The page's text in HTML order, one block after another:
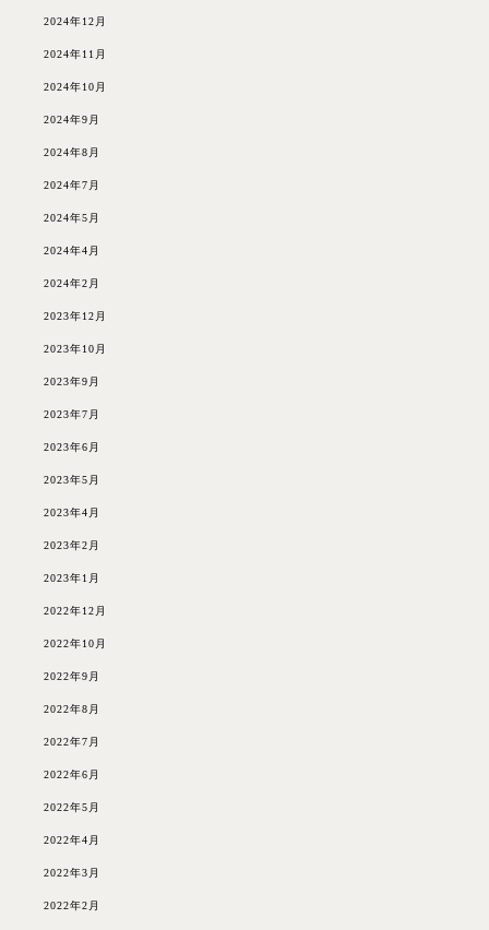
2024年12月
2024年11月
2024年10月
2024年9月
2024年8月
2024年7月
2024年5月
2024年4月
2024年2月
2023年12月
2023年10月
2023年9月
2023年7月
2023年6月
2023年5月
2023年4月
2023年2月
2023年1月
2022年12月
2022年10月
2022年9月
2022年8月
2022年7月
2022年6月
2022年5月
2022年4月
2022年3月
2022年2月